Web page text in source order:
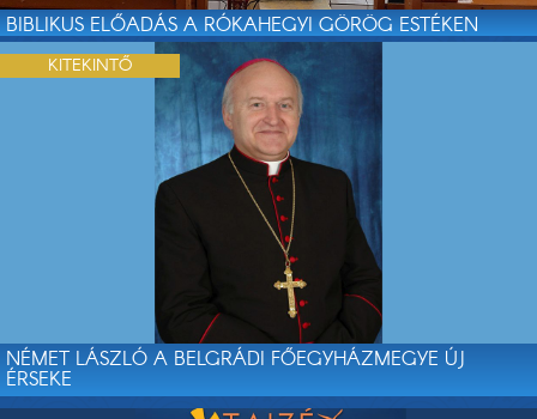
BIBLIKUS ELŐADÁS A RÓKAHEGYI GÖRÖG ESTÉKEN
NÉMET LÁSZLÓ A BELGRÁDI FŐEGYHÁZMEGYE ÚJ
ÉRSEKE
KITEKINTŐ